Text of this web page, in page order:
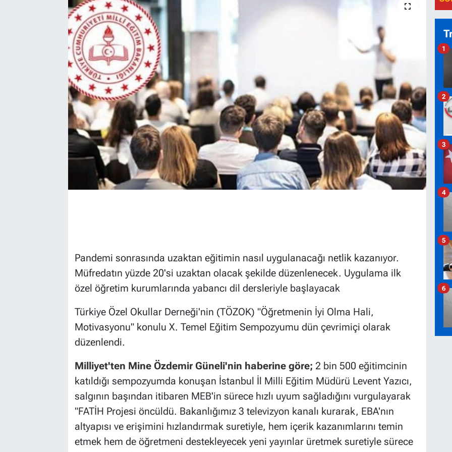
Pandemi sonrasında uzaktan eğitimin nasıl uygulanacağı netlik kazanıyor.
Müfredatın yüzde 20'si uzaktan olacak şekilde düzenlenecek. Uygulama ilk
özel öğretim kurumlarında yabancı dil dersleriyle başlayacak
Türkiye Özel Okullar Derneği'nin (TÖZOK) "Öğretmenin İyi Olma Hali,
Motivasyonu" konulu X. Temel Eğitim Sempozyumu dün çevrimiçi olarak
düzenlendi.
Milliyet'ten Mine Özdemir Güneli'nin haberine göre; 2 bin 500 eğitimcinin
katıldığı sempozyumda konuşan İstanbul İl Milli Eğitim Müdürü Levent Yazıcı,
salgının başından itibaren MEB'in sürece hızlı uyum sağladığını vurgulayarak
"FATİH Projesi öncüldü. Bakanlığımız 3 televizyon kanalı kurarak, EBA'nın
altyapısı ve erişimini hızlandırmak suretiyle, hem içerik kazanımlarını temin
etmek hem de öğretmeni destekleyecek yeni yayınlar üretmek suretiyle sürece
1
2
3
4
5
6